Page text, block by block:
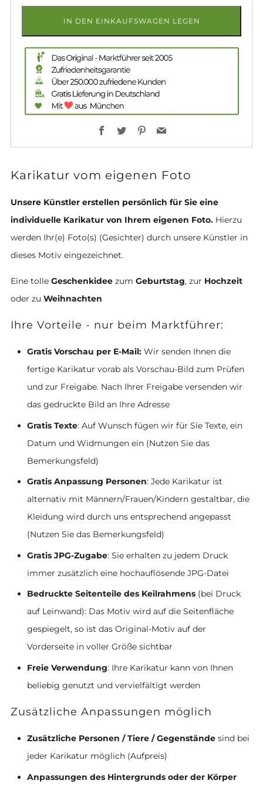
IN DEN EINKAUFSWAGEN LEGEN
Facebook
TwitterPinterest
Karikatur vom eigenen Foto
Unsere Künstler erstellen persönlich für Sie eine
individuelle Karikatur von Ihrem eigenen Foto. Hierzu
werden Ihr(e) Foto(s) (Gesichter) durch unsere Künstler in
dieses Motiv eingezeichnet.
Eine tolle Geschenkidee zum Geburtstag, zur Hochzeit
oder zu Weihnachten
Ihre Vorteile - nur beim Marktführer:
Gratis Vorschau per E-Mail: Wir senden Ihnen die
fertige Karikatur vorab als Vorschau-Bild zum Prüfen
und zur Freigabe. Nach Ihrer Freigabe versenden wir
das gedruckte Bild an Ihre Adresse
Gratis Texte: Auf Wunsch fügen wir für Sie Texte, ein
Datum und Widmungen ein (Nutzen Sie das
Bemerkungsfeld)
Gratis Anpassung Personen: Jede Karikatur ist
alternativ mit Männern/Frauen/Kindern gestaltbar, die
Kleidung wird durch uns entsprechend angepasst
(Nutzen Sie das Bemerkungsfeld)
Gratis JPG-Zugabe: Sie erhalten zu jedem Druck
immer zusätzlich eine hochauflösende JPG-Datei
Bedruckte Seitenteile des Keilrahmens (bei Druck
auf Leinwand): Das Motiv wird auf die Seitenfläche
gespiegelt, so ist das Original-Motiv auf der
Vorderseite in voller Größe sichtbar
Freie Verwendung: Ihre Karikatur kann von Ihnen
beliebig genutzt und vervielfältigt werden
Zusätzliche Anpassungen möglich
Zusätzliche Personen / Tiere / Gegenstände sind bei
jeder Karikatur möglich (Aufpreis)
Anpassungen des Hintergrunds oder der Körper